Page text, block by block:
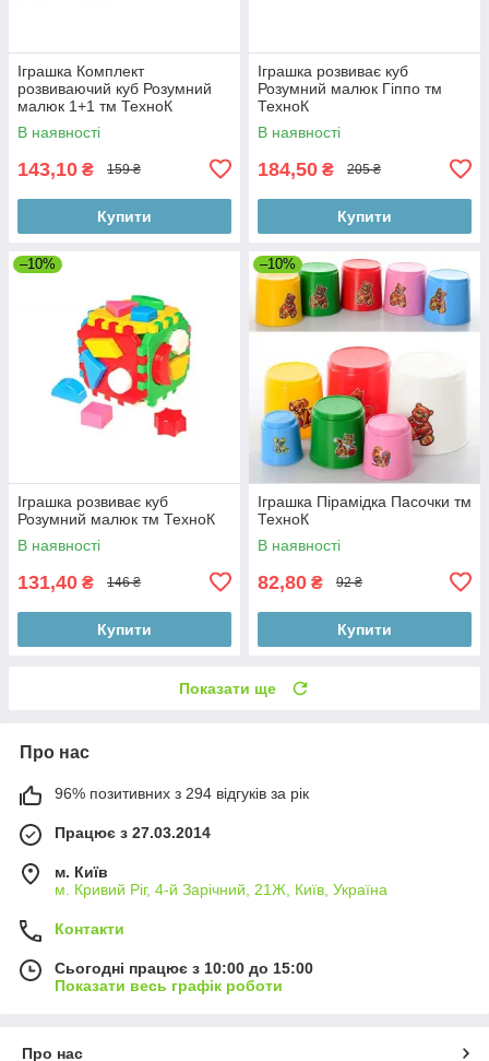
Іграшка Комплект
розвиваючий куб Розумний
малюк 1+1 тм ТехноК
В наявності
143,10 ₴ 159 ₴
Купити
Іграшка розвиває куб
Розумний малюк Гіппо тм
ТехноК
В наявності
184,50 ₴ 205 ₴
Купити
–10%
Іграшка розвиває куб
Розумний малюк тм ТехноК
В наявності
131,40 ₴ 146 ₴
Купити
–10%
Іграшка Пірамідка Пасочки тм
ТехноК
В наявності
82,80 ₴ 92 ₴
Купити
Показати ще
Про нас
96% позитивних з 294 відгуків за рік
Працює з 27.03.2014
м. Київ
м. Кривий Ріг, 4-й Зарічний, 21Ж, Київ, Україна
Контакти
Сьогодні працює з 10:00 до 15:00
Показати весь графік роботи
Про нас